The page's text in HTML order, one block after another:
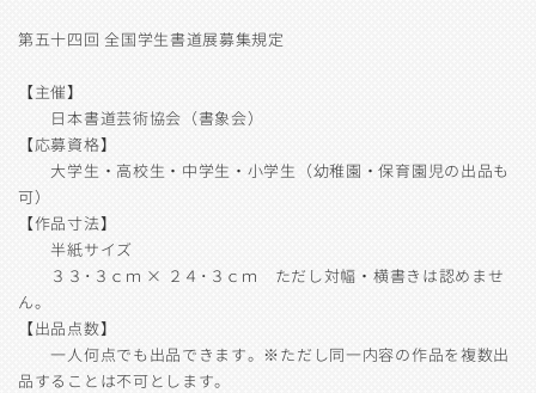
第五十四回 全国学生書道展募集規定
【主催】
日本書道芸術協会（書象会）
【応募資格】
大学生・高校生・中学生・小学生（幼稚園・保育園児の出品も
可）
【作品寸法】
半紙サイズ
３３･３ｃｍ × ２４･３ｃｍ ただし対幅・横書きは認めませ
ん。
【出品点数】
一人何点でも出品できます。※ただし同一内容の作品を複数出
品することは不可とします。